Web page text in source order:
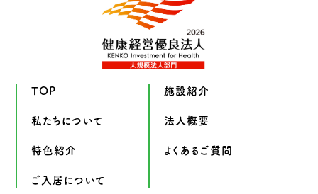
TOP
私たちについて
特色紹介
ご入居について
施設紹介
法人概要
よくあるご質問